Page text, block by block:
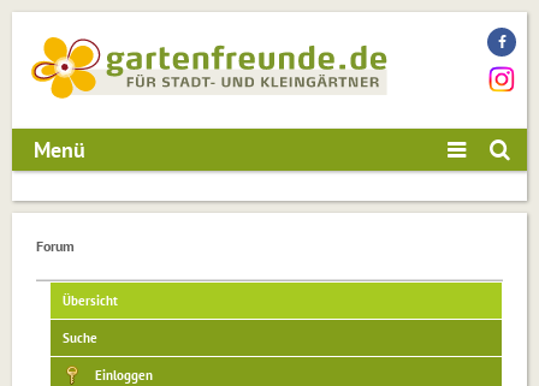
Menü
Forum
Übersicht
Suche
Einloggen